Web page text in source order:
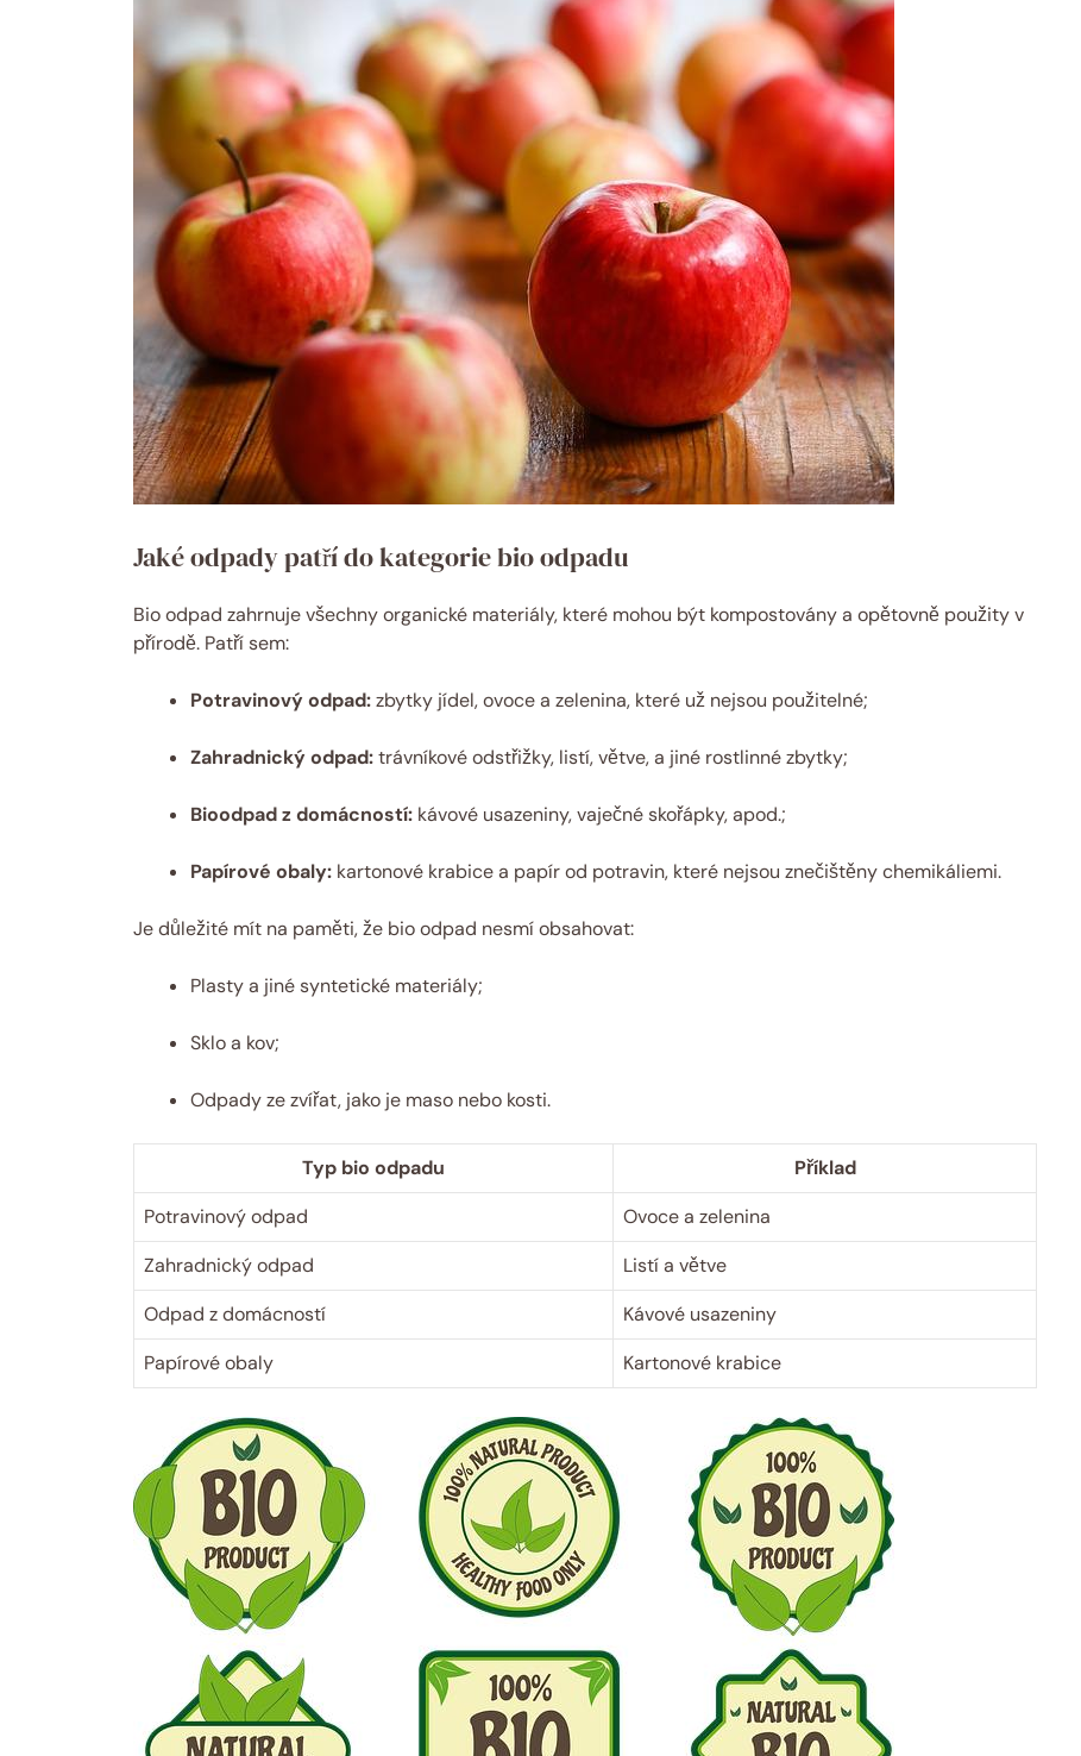
Jaké odpady patří do ⁤kategorie bio ⁣odpadu
Bio ‌odpad⁢ zahrnuje všechny ⁤organické materiály, které mohou být kompostovány a opětovně použity v
přírodě. Patří sem:
Potravinový odpad:zbytky jídel, ovoce a zelenina, které už nejsou použitelné;
Zahradnický odpad:trávníkové ⁣odstřižky, listí, větve, a jiné rostlinné zbytky;
Bioodpad ⁤z⁤ domácností: kávové usazeniny, vaječné skořápky, apod.;
Papírové obaly: kartonové krabice a ⁤papír od potravin, které nejsou ⁢znečištěny chemikáliemi.
Je důležité mít na paměti, že bio odpad nesmí obsahovat:
Plasty⁢ a jiné syntetické‌ materiály;
Sklo a kov;
Odpady ze zvířat,‍ jako‍ je maso nebo kosti.
Typ bio odpadu
Příklad
Potravinový odpad
Ovoce a zelenina
Zahradnický odpad
Listí a větve
Odpad z domácností
Kávové usazeniny
Papírové ‌obaly
Kartonové⁤ krabice